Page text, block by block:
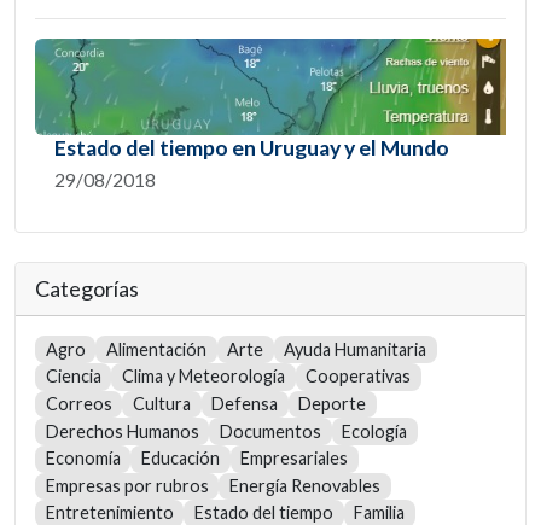
Estado del tiempo en Uruguay y el Mundo
29/08/2018
Categorías
Agro Alimentación Arte
Ayuda Humanitaria
Ciencia
Clima y Meteorología
Cooperativas
Correos
Cultura Defensa
Deporte
Derechos Humanos
Documentos
Ecología
Economía
Educación
Empresariales
Empresas por rubros
Energía Renovables
Entretenimiento
Estado del tiempo
Familia